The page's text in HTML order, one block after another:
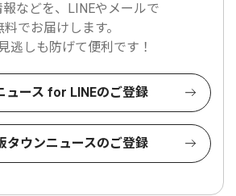
などを、LINEやメールで
料でお届けします。
逃しも防げて便利です！
ュース for LINEのご登録
タウンニュースのご登録